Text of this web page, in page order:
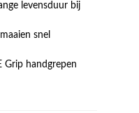
levensduur bij
snel
Grip handgrepen